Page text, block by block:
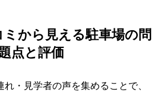
から見える駐車場の問
点と評価
・見学者の声を集めることで、